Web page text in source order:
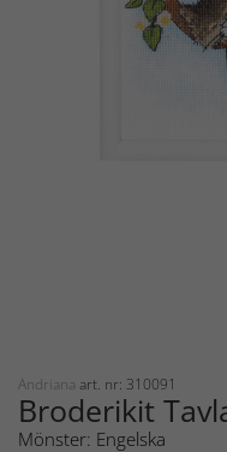
Andriana art. nr: 310091
Broderikit
Mönster: Engelska